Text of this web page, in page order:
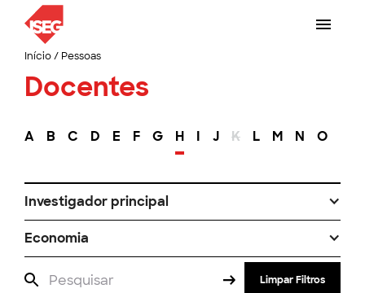
Início/ Pessoas
Docentes
A B C D E F G H I J K L M N O
Investigador principal
Economia
Limpar Filtros